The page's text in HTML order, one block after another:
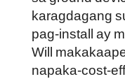
karagdagang
pag-install ay
Will
napaka-cost-